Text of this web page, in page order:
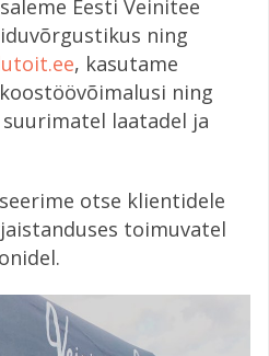
Eesti Veinitee
ning
, kasutame
ning
laatadel ja
otse klientidele
toimuvatel